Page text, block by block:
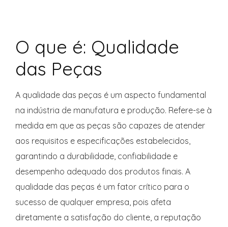
O que é: Qualidade
das Peças
A qualidade das peças é um aspecto fundamental
na indústria de manufatura e produção. Refere-se à
medida em que as peças são capazes de atender
aos requisitos e especificações estabelecidos,
garantindo a durabilidade, confiabilidade e
desempenho adequado dos produtos finais. A
qualidade das peças é um fator crítico para o
sucesso de qualquer empresa, pois afeta
diretamente a satisfação do cliente, a reputação